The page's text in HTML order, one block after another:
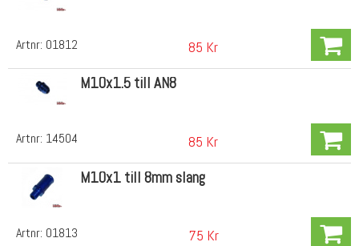
Artnr: 01812 85 Kr
Artnr: 14504
M10x1.5 till AN8
85 Kr
Artnr: 01813
M10x1 till 8mm slang
75 Kr